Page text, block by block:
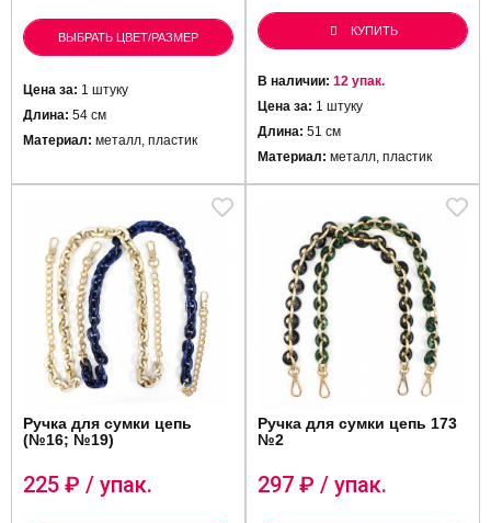
ВЫБРАТЬ ЦВЕТ/РАЗМЕР
Цена за: 1 штуку
Длина: 54 см
Материал: металл, пластик
КУПИТЬ
В наличии: 12 упак.
Цена за: 1 штуку
Длина: 51 см
Материал: металл, пластик
Ручка для сумки цепь
(№16; №19)
225 ₽ / упак.
Ручка для сумки цепь 173
№2
297 ₽ / упак.